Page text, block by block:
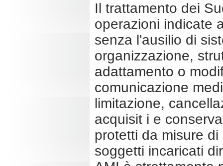
Il trattamento dei
operazioni indicate
senza l'ausilio di
organizzazione,
adattamento o
comunicazione
limitazione,
acquisit i e
protetti da misure
soggetti incaricati